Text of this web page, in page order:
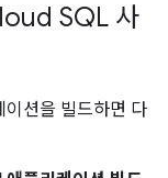
SQL 사
션을 빌드하면 다